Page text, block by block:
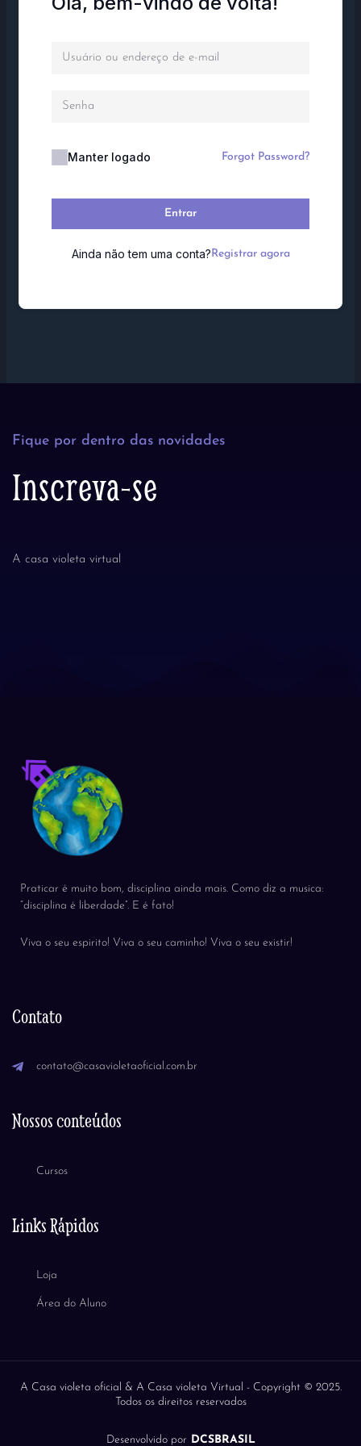
Manter logado Forgot Password?
Entrar
Ainda não tem uma conta? Registrar agora
Fique por dentro das novidades
Inscreva-se
A casa violeta virtual
Praticar é muito bom, disciplina ainda mais. Como diz a musica:
“disciplina é liberdade”. E é fato!
Viva o seu espirito! Viva o seu caminho! Viva o seu existir!
Contato
contato@casavioletaoficial.com.br
Nossos conteúdos
Cursos
Links Rápidos
Loja
Área do Aluno
A Casa violeta oficial & A Casa violeta Virtual - Copyright © 2025.
Todos os direitos reservados
Desenvolvido porDCSBRASIL